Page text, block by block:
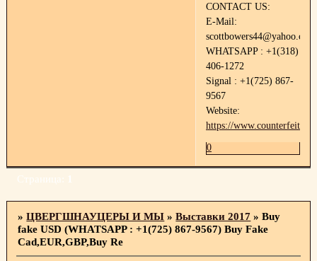
CONTACT US:
E-Mail:
scottbowers44@yahoo.com
WHATSAPP : +1(318)
406-1272
Signal : +1(725) 867-
9567
Website:
https://
0
Страница: 1
»ЦВЕРГШНАУЦЕРЫ И МЫ »Выставки 2017 »Buy
fake USD (WHATSAPP : +1(725) 867-9567) Buy Fake
Cad,EUR,GBP,Buy Re